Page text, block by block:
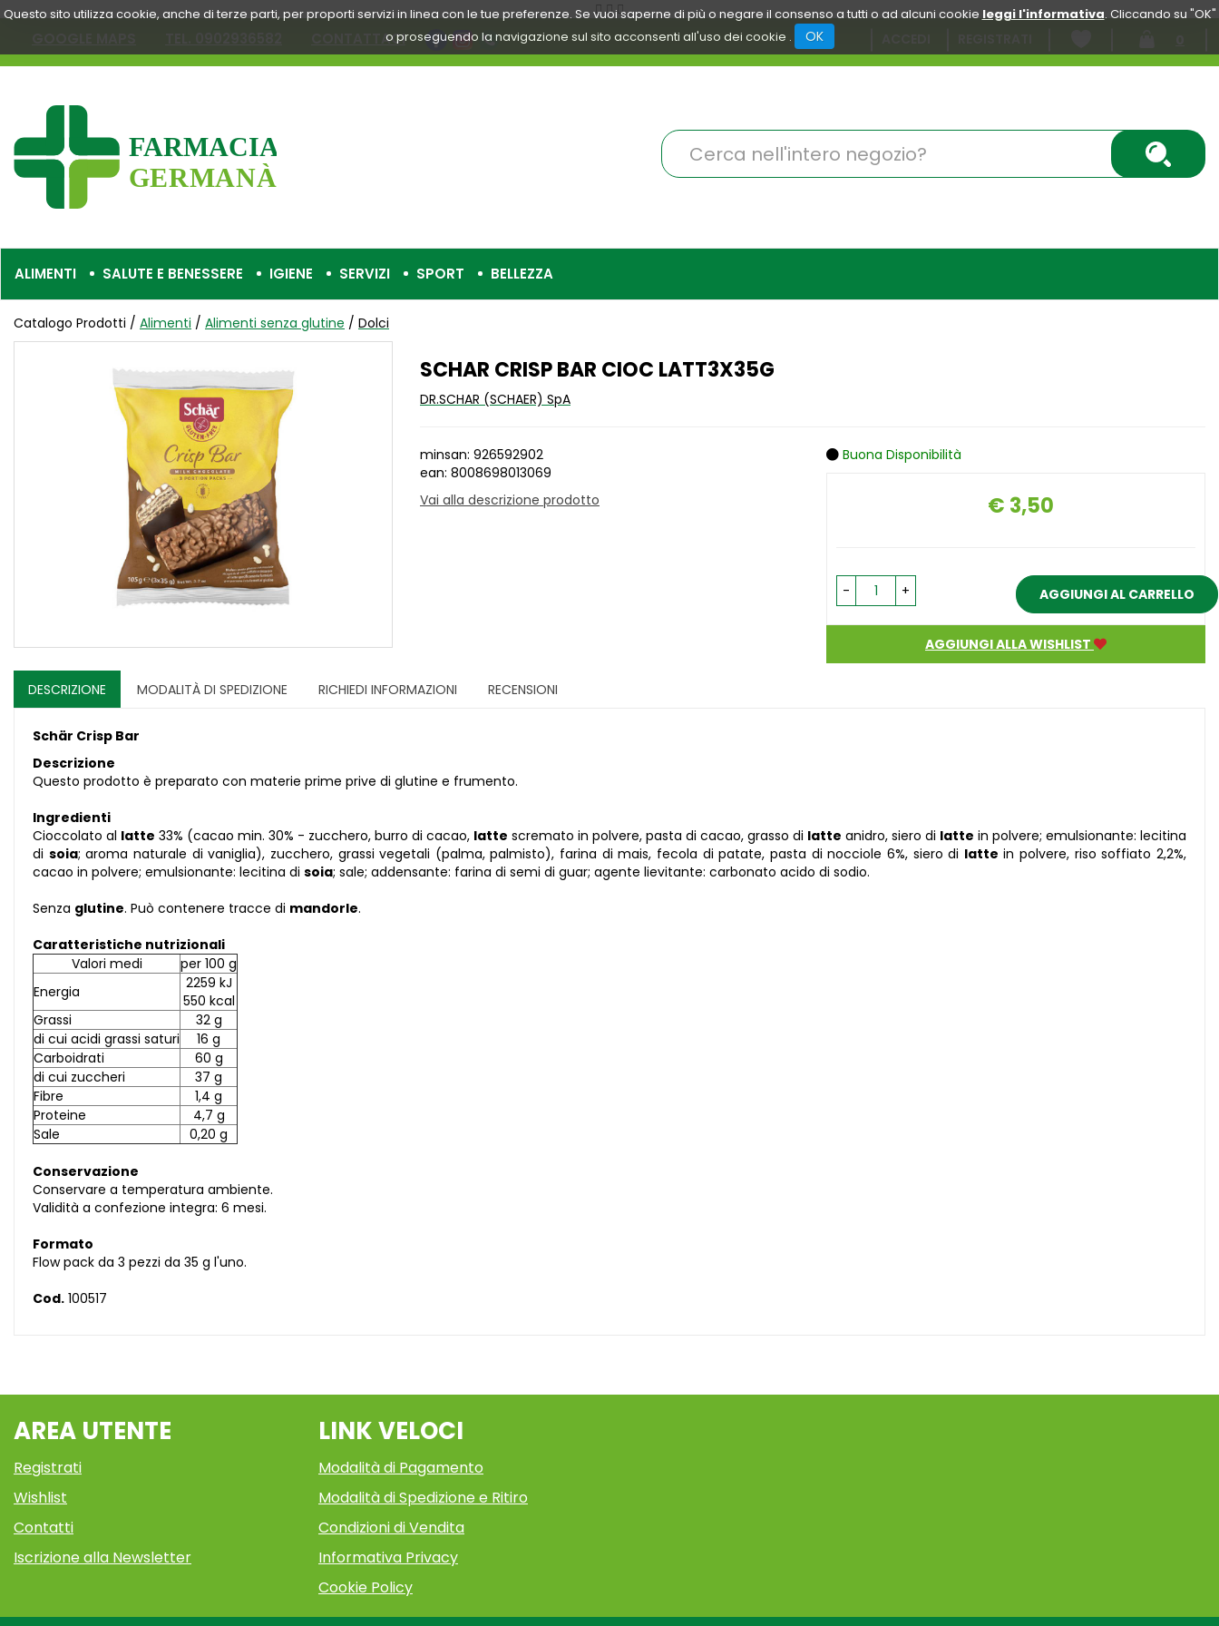
Passa
principale
Questo sito utilizza cookie, anche di terze parti, per proporti servizi in linea con le tue preferenze. Se vuoi saperne di più o negare il consenso a tutti o ad alcuni cookie leggi l'informativa. Cliccando su "OK"
o proseguendo la navigazione sul sito acconsenti all'uso dei cookie .
OK
CONTATTACI
Cerca
Prodotto
ALIMENTI SALUTE E BENESSERE IGIENE SERVIZI SPORT BELLEZZA
Catalogo Prodotti / Alimenti / Alimenti senza glutine / Dolci
SCHAR CRISP BAR CIOC LATT3X35G
DR.SCHAR (SCHAER) SpA
minsan: 926592902
ean: 8008698013069
Vai alla descrizione prodotto
Buona Disponibilità
Prezzo
€ 3,50
- + AGGIUNGI AL CARRELLO
AGGIUNGI ALLA WISHLIST
DESCRIZIONE MODALITÀ DI SPEDIZIONE RICHIEDI INFORMAZIONI RECENSIONI
Schär Crisp Bar
Descrizione
Questo prodotto è preparato con materie prime prive di glutine e frumento.
Ingredienti
Cioccolato al latte 33% (cacao min. 30% - zucchero, burro di cacao, latte scremato in polvere, pasta di cacao, grasso di latte anidro, siero di latte in polvere; emulsionante: lecitina
di soia; aroma naturale di vaniglia), zucchero, grassi vegetali (palma, palmisto), farina di mais, fecola di patate, pasta di nocciole 6%, siero di latte in polvere, riso soffiato 2,2%,
cacao in polvere; emulsionante: lecitina di soia; sale; addensante: farina di semi di guar; agente lievitante: carbonato acido di sodio.
Senza glutine. Può contenere tracce di mandorle.
Caratteristiche nutrizionali
Valori medi
per 100 g
Energia
2259 kJ
550 kcal
Grassi
32 g
di cui acidi grassi saturi
16 g
Carboidrati
60 g
di cui zuccheri
37 g
Fibre
1,4 g
Proteine
4,7 g
Sale
0,20 g
Conservazione
Conservare a temperatura ambiente.
Validità a confezione integra: 6 mesi.
Formato
Flow pack da 3 pezzi da 35 g l'uno.
Cod. 100517
AREA UTENTE
Registrati
Wishlist
Contatti
Iscrizione alla Newsletter
LINK VELOCI
Modalità di Pagamento
Modalità di Spedizione e Ritiro
Condizioni di Vendita
Informativa Privacy
Cookie Policy